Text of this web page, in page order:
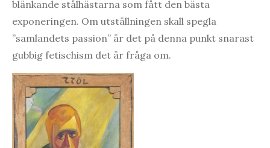
blänkande stålhästarna som fått den bästa
exponeringen. Om utställningen skall spegla
”samlandets passion” är det på denna punkt snarast
gubbig fetischism det är fråga om.